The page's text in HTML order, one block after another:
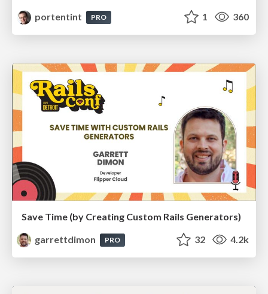
portentint
PRO 1 360
Save Time (by Creating Custom Rails Generators)
garrettdimon
PRO 32 4.2k